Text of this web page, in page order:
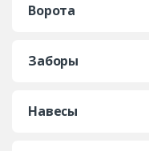
Ворота
Заборы
Навесы